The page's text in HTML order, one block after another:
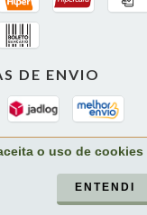
o uso de cookies
ENTENDI
DE ENVIO
reservados.